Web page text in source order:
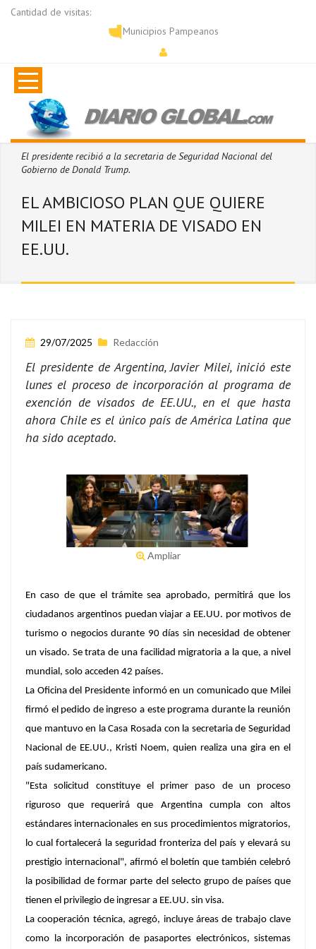
Cantidad de visitas:
Municipios Pampeanos
El presidente recibió a la secretaria de Seguridad Nacional del
Gobierno de Donald Trump.
EL AMBICIOSO PLAN QUE QUIERE
MILEI EN MATERIA DE VISADO EN
EE.UU.
29/07/2025 Redacción
El presidente de Argentina, Javier Milei, inició este
lunes el proceso de incorporación al programa de
exención de visados de EE.UU., en el que hasta
ahora Chile es el único país de América Latina que
ha sido aceptado.
Ampliar
En caso de que el trámite sea aprobado, permitirá que los
ciudadanos argentinos puedan viajar a EE.UU. por motivos de
turismo o negocios durante 90 días sin necesidad de obtener
un visado. Se trata de una facilidad migratoria a la que, a nivel
mundial, solo acceden 42 países.
La Oficina del Presidente informó en un comunicado que Milei
firmó el pedido de ingreso a este programa durante la reunión
que mantuvo en la Casa Rosada con la secretaria de Seguridad
Nacional de EE.UU., Kristi Noem, quien realiza una gira en el
país sudamericano.
"Esta solicitud constituye el primer paso de un proceso
riguroso que requerirá que Argentina cumpla con altos
estándares internacionales en sus procedimientos migratorios,
lo cual fortalecerá la seguridad fronteriza del país y elevará su
prestigio internacional", afirmó el boletín que también celebró
la posibilidad de formar parte del selecto grupo de países que
tienen el privilegio de ingresar a EE.UU. sin visa.
La cooperación técnica, agregó, incluye áreas de trabajo clave
como la incorporación de pasaportes electrónicos, sistemas